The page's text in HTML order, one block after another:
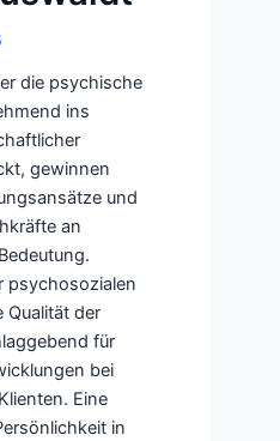
die psychische
ins
gewinnen
und
an
psychosozialen
Qualität der
für
bei
Eine
in